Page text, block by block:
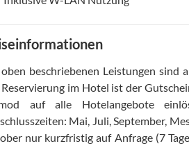
beschriebenen Leistungen sind
im Hotel ist der
auf alle Hotelangebote
Mai, Juli, September,
nur kurzfristig auf Anfrage (7